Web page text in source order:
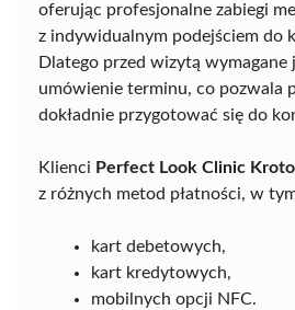
oferując profesjonalne zabiegi
z indywidualnym podejściem do
Dlatego przed wizytą wymagane
umówienie terminu, co pozwala
dokładnie przygotować się do
Klienci Perfect Look Clinic
z różnych metod płatności, w
kart debetowych,
kart kredytowych,
mobilnych opcji NFC.